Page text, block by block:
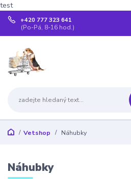
test
+420 777 323 641
(Po-Pá, 8-16 hod.)
Vetshop Náhubky
Náhubky